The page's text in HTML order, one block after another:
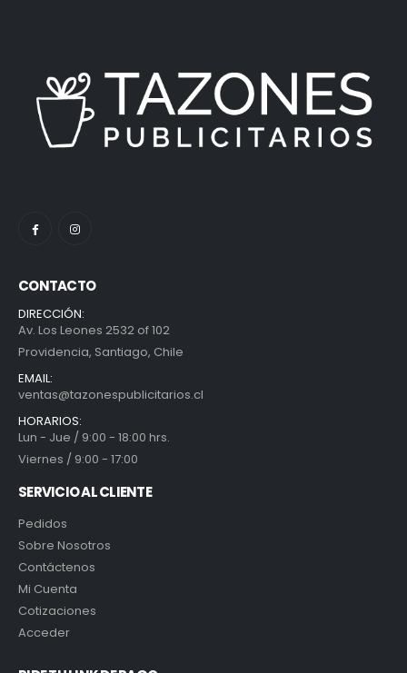
CONTACTO
DIRECCIÓN:
Av. Los Leones 2532 of 102
Providencia, Santiago, Chile
EMAIL:
ventas@tazonespublicitarios.cl
HORARIOS:
Lun - Jue / 9:00 - 18:00 hrs.
Viernes / 9:00 - 17:00
SERVICIO AL CLIENTE
Pedidos
Sobre Nosotros
Contáctenos
Mi Cuenta
Cotizaciones
Acceder